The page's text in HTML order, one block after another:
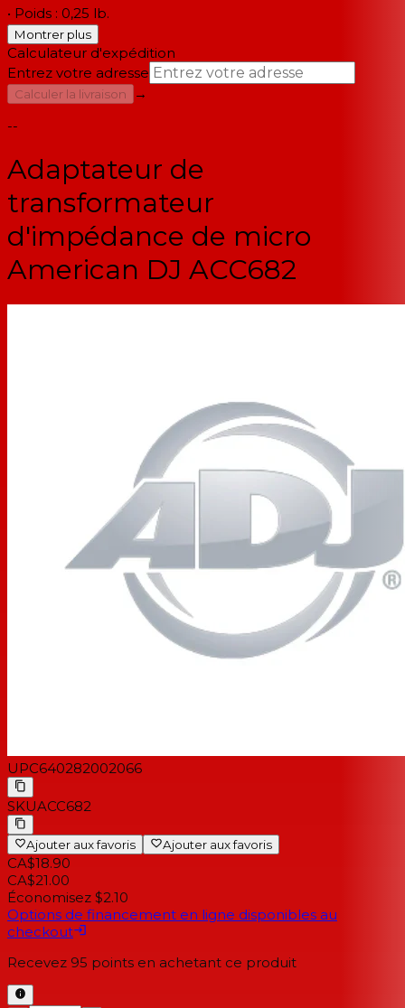
• Poids : 0,25 lb.
Montrer plus
Calculateur d'expédition
Entrez votre adresse
Calculer la livraison
→
--
Adaptateur de
transformateur
d'impédance de micro
American DJ ACC682
UPC640282002066
SKUACC682
Ajouter aux favoris Ajouter aux favoris
CA$18.90
CA$21.00
Économisez $2.10
Options de financement en ligne disponibles au
checkout
Recevez 95 points en achetant ce produit